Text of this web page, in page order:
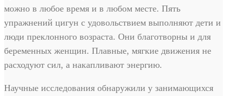
можно в любое время и в любом месте. Пять
упражнений цигун с удовольствием выполняют дети и
люди преклонного возраста. Они благотворны и для
беременных женщин. Плавные, мягкие движения не
расходуют сил, а накапливают энергию.
Научные исследования обнаружили у занимающихся